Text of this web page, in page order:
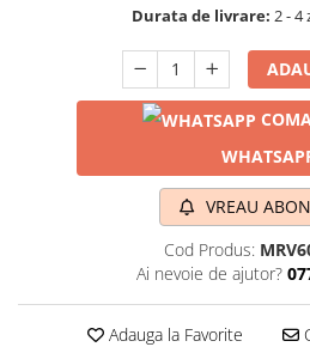
Durata de livrare: 2 - 4
VREAU
Cod Produs:
Ai nevoie de ajutor?
Adauga la Favorite